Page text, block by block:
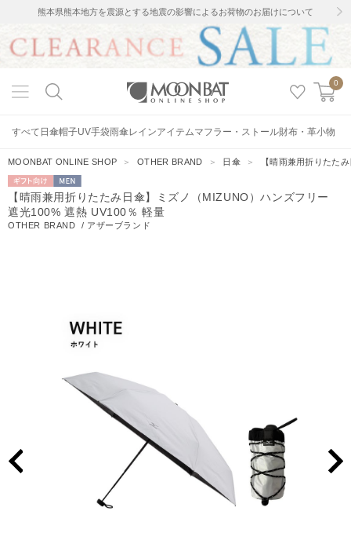
熊本県熊本地方を震源とする地震の影響によるお荷物のお届けについて
0
すべて 日傘帽子UV手袋雨傘レインアイテムマフラー・ストール財布・革小物
MOONBAT ONLINE SHOP ＞OTHER BRAND ＞ 日傘 ＞ 【晴雨兼用折りたた
ギフト向
け
MEN
【晴雨兼用折りたたみ日傘】ミズノ（MIZUNO）ハンズフリー
遮光100% 遮熱 UV100％ 軽量
OTHER BRAND / アザーブランド